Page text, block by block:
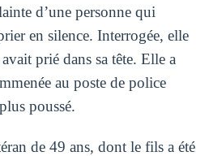
d’une personne qui
en silence. Interrogée, elle
prié dans sa tête. Elle a
au poste de police
poussé.
de 49 ans, dont le fils a été